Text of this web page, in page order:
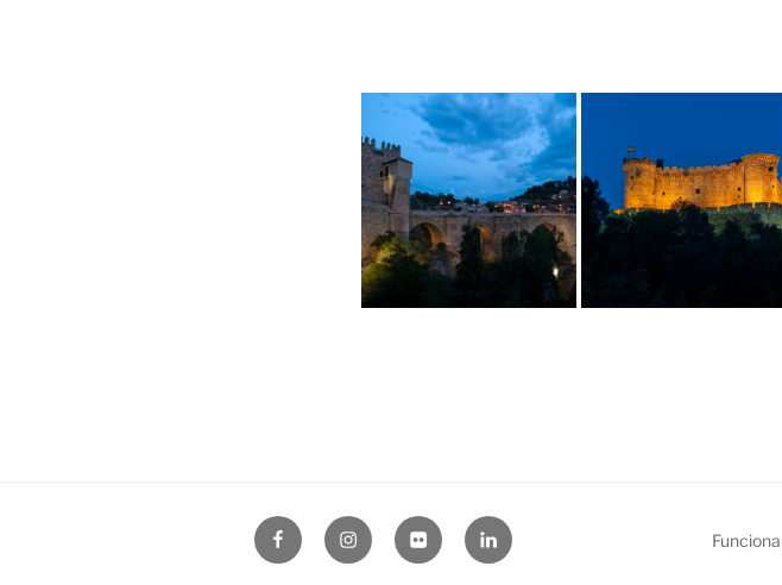
FacebookInstagramFlickr Linkedin